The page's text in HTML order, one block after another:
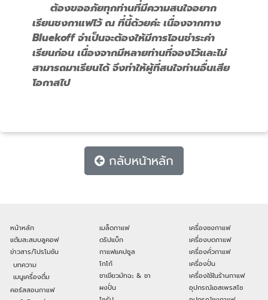
ต้องขออภัยทุกท่านที่มีความสนใจอยาก
เรียนชงกาแฟไว้ ณ ที่นี้ด้วยค่ะ เนื่องจากทาง
Bluekoff จำเป็นจะต้องให้มีการโอนชำระค่า
เรียนก่อน เนื่องจากมีหลายท่านที่จองไว้และไม่
สามารถมาเรียนได้ จึงทำให้ผู้ที่สนใจท่านอื่นเสีย
โอกาสไป
กลับหน้าหลัก
หน้าหลัก
แต้มสะสมบลูคอฟ
ข่าวสาร/โปรโมชัน
บทความ
เมนูเครื่องดื่ม
คอร์สสอนกาแฟ
เมล็ดกาแฟ
ดริปแบ็ก
กาแฟแคปซูล
โกโก้
ชาเขียวมัทฉะ & ชา
ผงปั่น
เครื่องชงกาแฟ
เครื่องบดกาแฟ
เครื่องคั่วกาแฟ
เครื่องปั่น
เครื่องใช้ในร้านกาแฟ
อุปกรณ์เอสเพรสโซ